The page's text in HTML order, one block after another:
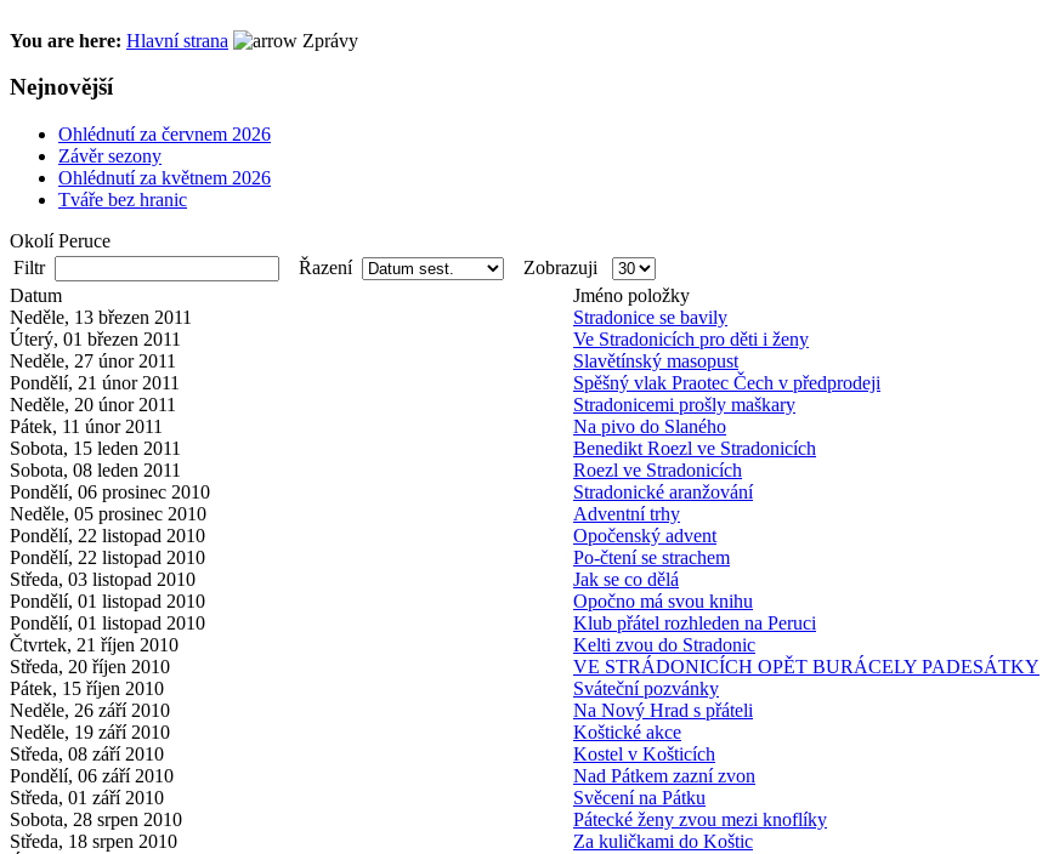
You are here: Hlavní strana Zprávy
Nejnovější
Ohlédnutí za červnem 2026
Závěr sezony
Ohlédnutí za květnem 2026
Tváře bez hranic
Okolí Peruce
Filtr
Řazení
Zobrazuji
Datum
Jméno položky
Neděle, 13 březen 2011
Stradonice se bavily
Úterý, 01 březen 2011
Ve Stradonicích pro děti i ženy
Neděle, 27 únor 2011
Slavětínský masopust
Pondělí, 21 únor 2011
Spěšný vlak Praotec Čech v předprodeji
Neděle, 20 únor 2011
Stradonicemi prošly maškary
Pátek, 11 únor 2011
Na pivo do Slaného
Sobota, 15 leden 2011
Benedikt Roezl ve Stradonicích
Sobota, 08 leden 2011
Roezl ve Stradonicích
Pondělí, 06 prosinec 2010
Stradonické aranžování
Neděle, 05 prosinec 2010
Adventní trhy
Pondělí, 22 listopad 2010
Opočenský advent
Pondělí, 22 listopad 2010
Po-čtení se strachem
Středa, 03 listopad 2010
Jak se co dělá
Pondělí, 01 listopad 2010
Opočno má svou knihu
Pondělí, 01 listopad 2010
Klub přátel rozhleden na Peruci
Čtvrtek, 21 říjen 2010
Kelti zvou do Stradonic
Středa, 20 říjen 2010
VE STRÁDONICÍCH OPĚT BURÁCELY PADESÁTKY
Pátek, 15 říjen 2010
Sváteční pozvánky
Neděle, 26 září 2010
Na Nový Hrad s přáteli
Neděle, 19 září 2010
Koštické akce
Středa, 08 září 2010
Kostel v Košticích
Pondělí, 06 září 2010
Nad Pátkem zazní zvon
Středa, 01 září 2010
Svěcení na Pátku
Sobota, 28 srpen 2010
Pátecké ženy zvou mezi knoflíky
Středa, 18 srpen 2010
Za kuličkami do Koštic